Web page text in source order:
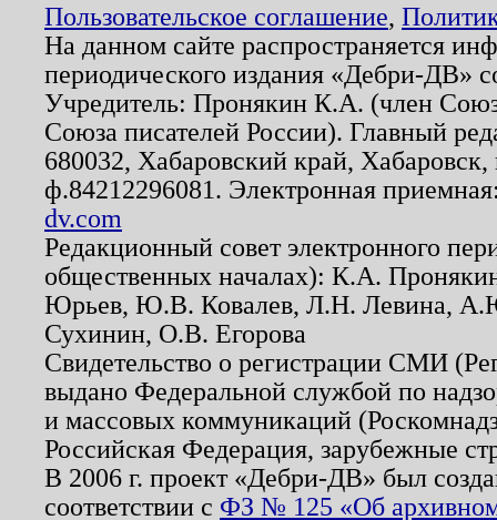
Пользовательское соглашение,
На данном сайте распространяется
периодического издания «Дебри-ДВ»
Учредитель: Пронякин К.А. (член
Союза писателей России). Главный
680032, Хабаровский край,
ф.84212296081. Электронная
dv.com
Редакционный совет электронного
общественных началах): К.А.
Юрьев, Ю.В. Ковалев, Л.Н. Левина,
Сухинин, О.В. Егорова
Свидетельство о регистрации СМИ
выдано Федеральной службой по
и массовых коммуникаций
Российская Федерация, зарубежные
В 2006 г. проект «Дебри-ДВ» был
соответствии с ФЗ № 125 «Об